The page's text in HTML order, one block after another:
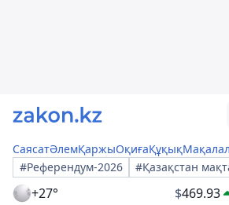
СаясатӘлемҚаржыОқиғаҚұқық
#Референдум-2026
#Қазақстан
+27° $469.93